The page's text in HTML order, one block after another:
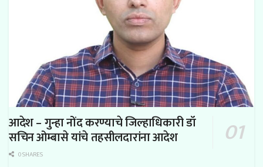
आदेश – गुन्हा नोंद करण्याचे जिल्हाधिकारी डॉ
सचिन ओम्बासे यांचे तहसीलदारांना आदेश
0 SHARES